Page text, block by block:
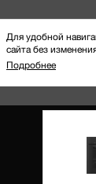
Для удобной
сайта без
Подробнее